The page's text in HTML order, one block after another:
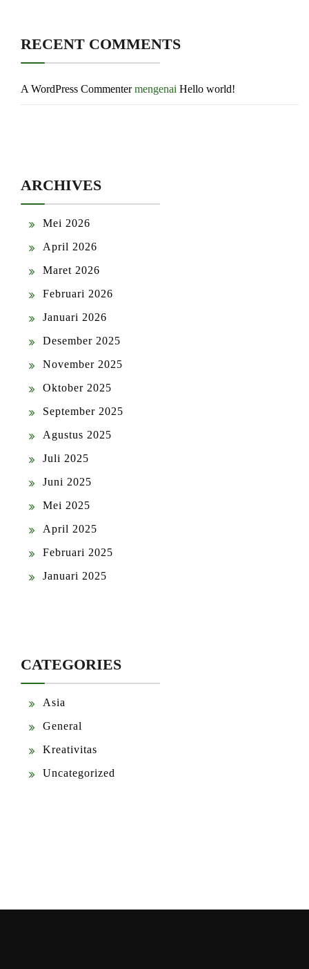
RECENT COMMENTS
A WordPress Commentermengenai Hello world!
ARCHIVES
Mei 2026
April 2026
Maret 2026
Februari 2026
Januari 2026
Desember 2025
November 2025
Oktober 2025
September 2025
Agustus 2025
Juli 2025
Juni 2025
Mei 2025
April 2025
Februari 2025
Januari 2025
CATEGORIES
Asia
General
Kreativitas
Uncategorized